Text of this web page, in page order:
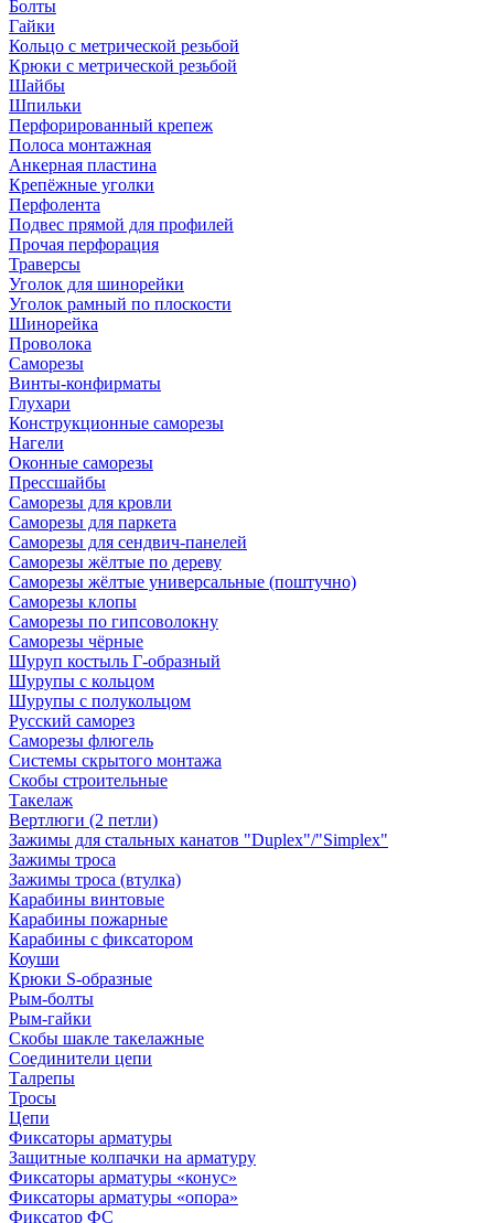
Болты
Гайки
Кольцо с метрической резьбой
Крюки с метрической резьбой
Шайбы
Шпильки
Перфорированный крепеж
Полоса монтажная
Анкерная пластина
Крепёжные уголки
Перфолента
Подвес прямой для профилей
Прочая перфорация
Траверсы
Уголок для шинорейки
Уголок рамный по плоскости
Шинорейка
Проволока
Саморезы
Винты-конфирматы
Глухари
Конструкционные саморезы
Нагели
Оконные саморезы
Прессшайбы
Саморезы для кровли
Саморезы для паркета
Саморезы для сендвич-панелей
Саморезы жёлтые по дереву
Саморезы жёлтые универсальные (поштучно)
Саморезы клопы
Саморезы по гипсоволокну
Саморезы чёрные
Шуруп костыль Г-образный
Шурупы с кольцом
Шурупы с полукольцом
Русский саморез
Саморезы флюгель
Системы скрытого монтажа
Скобы строительные
Такелаж
Вертлюги (2 петли)
Зажимы для стальных канатов "Duplex"/"Simplex"
Зажимы троса
Зажимы троса (втулка)
Карабины винтовые
Карабины пожарные
Карабины с фиксатором
Коуши
Крюки S-образные
Рым-болты
Рым-гайки
Скобы шакле такелажные
Соединители цепи
Талрепы
Тросы
Цепи
Фиксаторы арматуры
Защитные колпачки на арматуру
Фиксаторы арматуры «конус»
Фиксаторы арматуры «опора»
Фиксатор ФС